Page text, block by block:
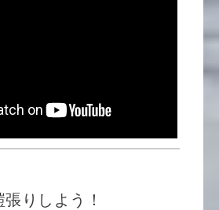
りしよう！